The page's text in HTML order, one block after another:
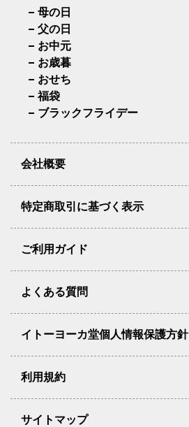
母の日
父の日
お中元
お歳暮
おせち
福袋
ブラックフライデー
会社概要
特定商取引に基づく表示
ご利用ガイド
よくある質問
イトーヨーカ堂個人情報保護方針
利用規約
サイトマップ